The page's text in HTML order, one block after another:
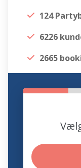
124
6226
2665